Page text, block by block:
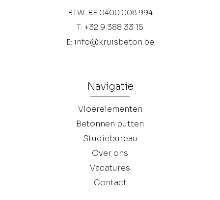
BTW: BE 0400.008.994
T: +32 9 388 33 15
E: info@kruisbeton.be
Navigatie
Vloerelementen
Betonnen putten
Studiebureau
Over ons
Vacatures
Contact